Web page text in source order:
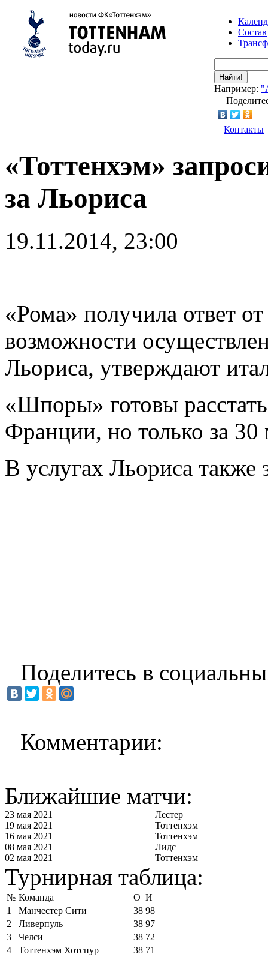
Состав
Найти!
Например:
Контакты
«Тоттенхэм»
за Льориса
19.11.2014, 23:00
«Рома» получила ответ
возможности
Льориса, утверждают
«Шпоры» готовы
Франции, но только за 30
В услугах Льориса
Поделитесь в
Комментарии:
Ближайшие матчи:
23 мая 2021
Лестер
19 мая 2021
Тоттенхэм
16 мая 2021
Тоттенхэм
08 мая 2021
Лидс
02 мая 2021
Тоттенхэм
Турнирная таблица:
№ Команда О И
1
Манчестер Сити 38 98
2
Ливерпуль 38 97
3
Челси 38 72
4
Тоттенхэм Хотспур 38 71